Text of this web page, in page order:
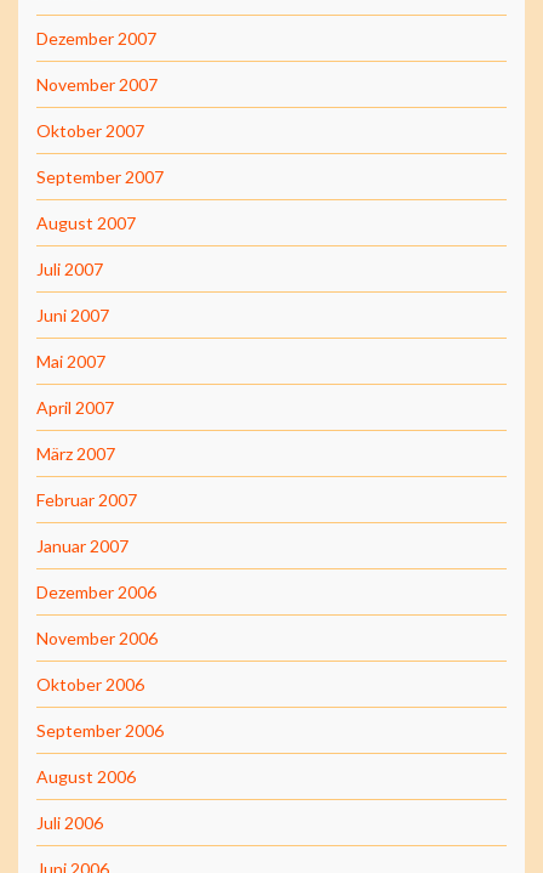
Dezember 2007
November 2007
Oktober 2007
September 2007
August 2007
Juli 2007
Juni 2007
Mai 2007
April 2007
März 2007
Februar 2007
Januar 2007
Dezember 2006
November 2006
Oktober 2006
September 2006
August 2006
Juli 2006
Juni 2006